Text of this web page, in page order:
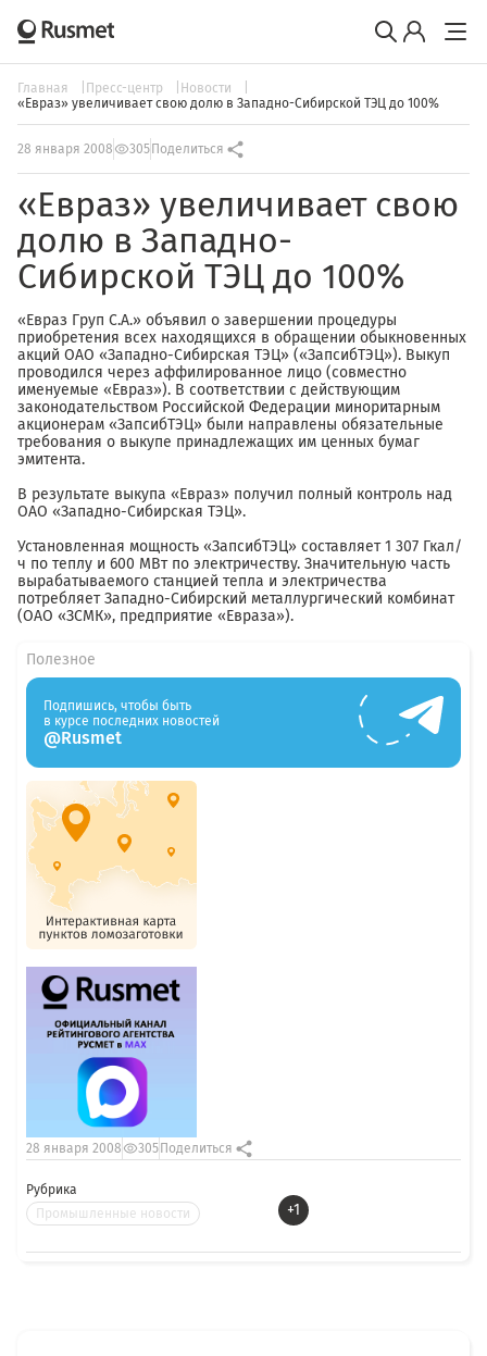
Главная Пресс-центр
Новости
«Евраз» увеличивает свою долю в Западно-Сибирской ТЭЦ до 100%
28 января 2008 305 Поделиться
«Евраз» увеличивает свою
долю в Западно-
Сибирской ТЭЦ до 100%
«Евраз Груп С.А.» объявил о завершении процедуры
приобретения всех находящихся в обращении обыкновенных
акций ОАО «Западно-Сибирская ТЭЦ» («ЗапсибТЭЦ»). Выкуп
проводился через аффилированное лицо (совместно
именуемые «Евраз»). В соответствии с действующим
законодательством Российской Федерации миноритарным
акционерам «ЗапсибТЭЦ» были направлены обязательные
требования о выкупе принадлежащих им ценных бумаг
эмитента.
В результате выкупа «Евраз» получил полный контроль над
ОАО «Западно-Сибирская ТЭЦ».
Установленная мощность «ЗапсибТЭЦ» составляет 1 307 Гкал/
ч по теплу и 600 МВт по электричеству. Значительную часть
вырабатываемого станцией тепла и электричества
потребляет Западно-Сибирский металлургический комбинат
(ОАО «ЗСМК», предприятие «Евраза»).
Рубрика
Промышленные новости
+1
28 января 2008 305 Поделиться
Полезное
Подпишись, чтобы быть
в курсе последних новостей
@Rusmet